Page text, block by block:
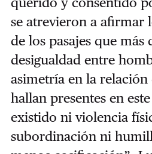
se atrevieron a afirmar
de los pasajes que más
desigualdad entre
asimetría en la relación
hallan presentes en
existido ni violencia
subordinación ni